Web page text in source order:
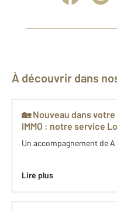
À découvrir dans
🏡 Nouveau dans votre
IMMO : notre service
Un accompagnement de
Lire plus